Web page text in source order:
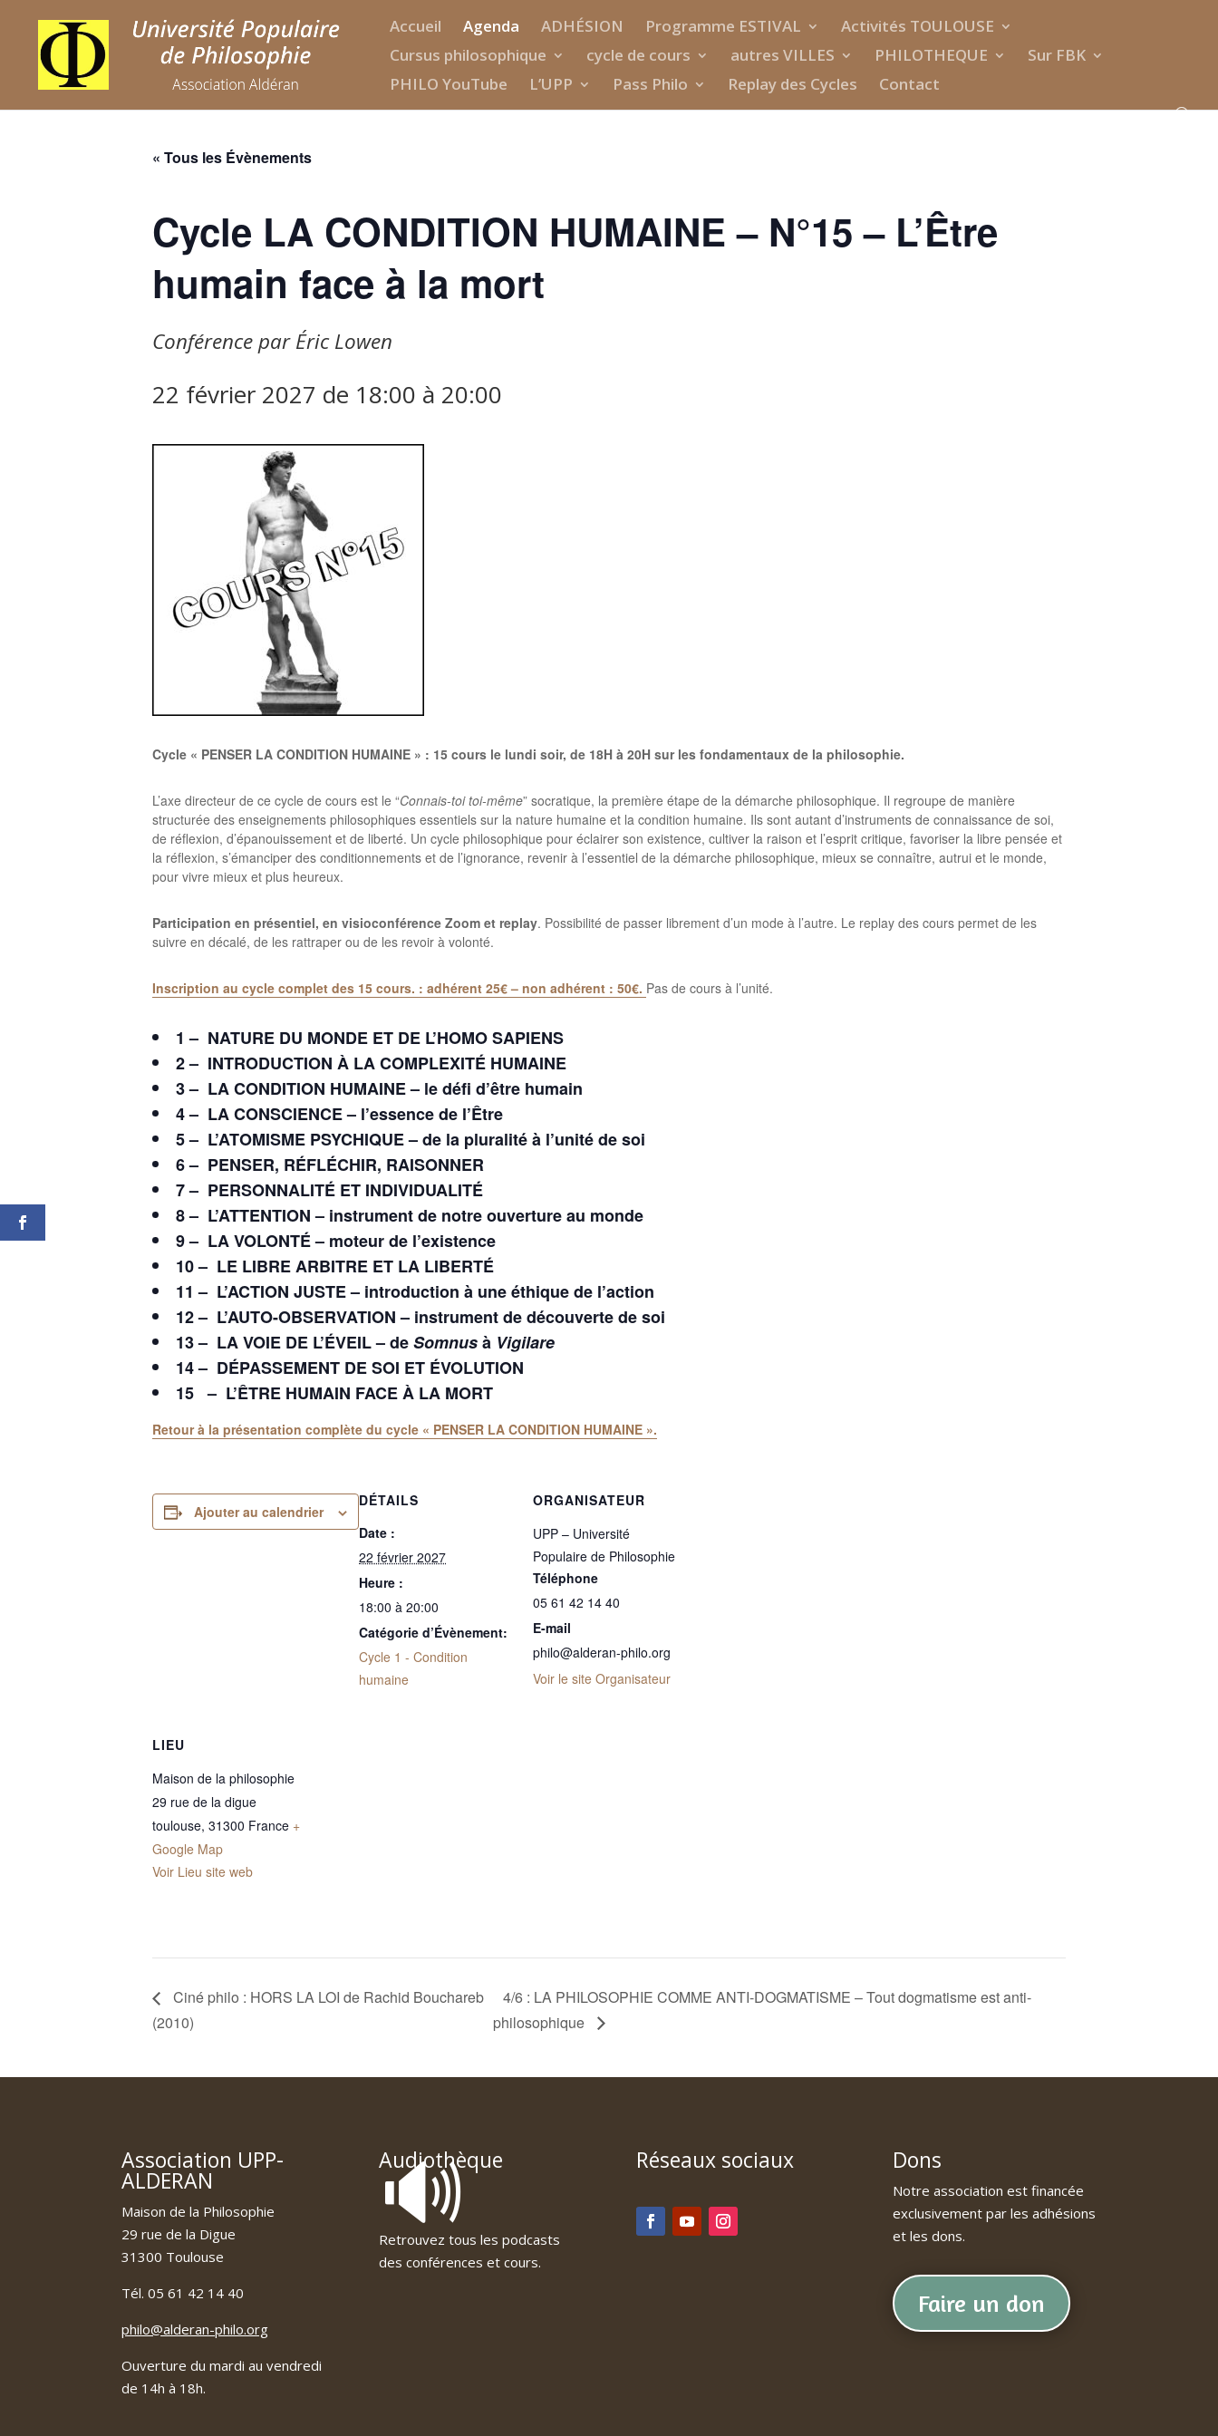
Accueil Agenda ADHÉSION Programme ESTIVAL
Activités TOULOUSE
Cursus philosophique
cycle de cours autres VILLES PHILOTHEQUE
Sur FBK
PHILO YouTube
L’UPP Pass Philo Replay des Cycles Contact
« Tous les Évènements
Cycle LA CONDITION HUMAINE – N°15 – L’Être
humain face à la mort
Conférence par Éric Lowen
22 février 2027 de 18:00 à 20:00
Cycle « PENSER LA CONDITION HUMAINE » : 15 cours le lundi soir, de 18H à 20H sur les fondamentaux de la philosophie.
L’axe directeur de ce cycle de cours est le “Connais-toi toi-même” socratique, la première étape de la démarche philosophique. Il regroupe de manière
structurée des enseignements philosophiques essentiels sur la nature humaine et la condition humaine. Ils sont autant d’instruments de connaissance de soi,
de réflexion, d’épanouissement et de liberté. Un cycle philosophique pour éclairer son existence, cultiver la raison et l’esprit critique, favoriser la libre pensée et
la réflexion, s’émanciper des conditionnements et de l’ignorance, revenir à l’essentiel de la démarche philosophique, mieux se connaître, autrui et le monde,
pour vivre mieux et plus heureux.
Participation en présentiel, en visioconférence Zoom et replay. Possibilité de passer librement d’un mode à l’autre. Le replay des cours permet de les
suivre en décalé, de les rattraper ou de les revoir à volonté.
Inscription au cycle complet des 15 cours. : adhérent 25€ – non adhérent : 50€. Pas de cours à l’unité.
1 – NATURE DU MONDE ET DE L’HOMO SAPIENS
2 – INTRODUCTION À LA COMPLEXITÉ HUMAINE
3 – LA CONDITION HUMAINE – le défi d’être humain
4 – LA CONSCIENCE – l’essence de l’Être
5 – L’ATOMISME PSYCHIQUE – de la pluralité à l’unité de soi
6 – PENSER, RÉFLÉCHIR, RAISONNER
7 – PERSONNALITÉ ET INDIVIDUALITÉ
8 – L’ATTENTION – instrument de notre ouverture au monde
9 – LA VOLONTÉ – moteur de l’existence
10 – LE LIBRE ARBITRE ET LA LIBERTÉ
11 – L’ACTION JUSTE – introduction à une éthique de l’action
12 – L’AUTO-OBSERVATION – instrument de découverte de soi
13 – LA VOIE DE L’ÉVEIL – deSomnusà Vigilare
14 – DÉPASSEMENT DE SOI ET ÉVOLUTION
15 – L’ÊTRE HUMAIN FACE À LA MORT
Retour à la présentation complète du cycle « PENSER LA CONDITION HUMAINE ».
Ajouter au calendrier
DÉTAILS
Date :
22 février 2027
Heure :
18:00 à 20:00
Catégorie d’Évènement:
Cycle 1 - Condition
humaine
ORGANISATEUR
UPP – Université
Populaire de Philosophie
Téléphone
05 61 42 14 40
E-mail
philo@alderan-philo.org
Voir le site Organisateur
LIEU
Maison de la philosophie
29 rue de la digue
toulouse, 31300 France +
Google Map
Voir Lieu site web
Ciné philo : HORS LA LOI de Rachid Bouchareb
(2010)
4/6 : LA PHILOSOPHIE COMME ANTI-DOGMATISME – Tout dogmatisme est anti-
philosophique
Association UPP-
ALDERAN
Maison de la Philosophie
29 rue de la Digue
31300 Toulouse
Tél. 05 61 42 14 40
philo@alderan-philo.org
Ouverture du mardi au vendredi
de 14h à 18h.
Audiothèque
🔊
Retrouvez tous les podcasts
des conférences et cours.
Réseaux sociaux Dons
Notre association est financée
exclusivement par les adhésions
et les dons.
Faire un don